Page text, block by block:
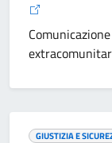
GIUSTIZIA E